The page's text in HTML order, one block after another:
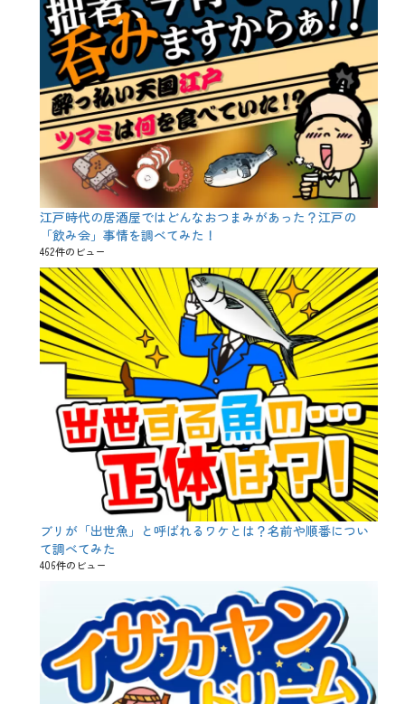
江戸時代の居酒屋ではどんなおつまみがあった？江戸の
「飲み会」事情を調べてみた！
462件のビュー
ブリが「出世魚」と呼ばれるワケとは？名前や順番につい
て調べてみた
406件のビュー